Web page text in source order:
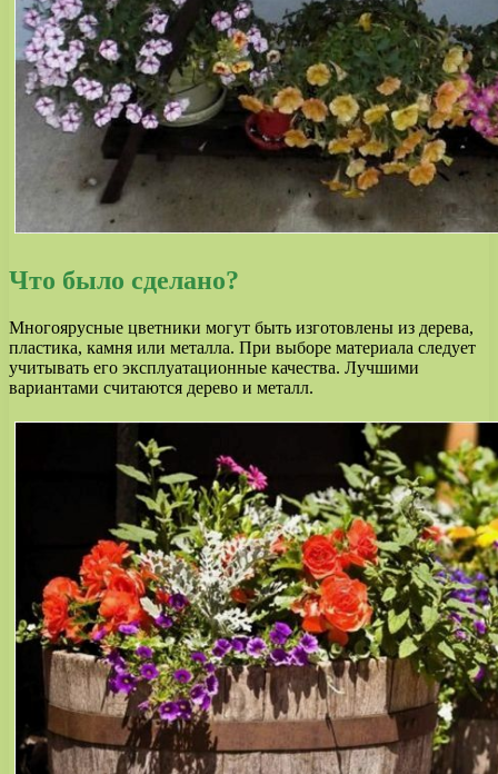
Что было сделано?
Многоярусные цветники могут быть изготовлены из дерева,
пластика, камня или металла. При выборе материала следует
учитывать его эксплуатационные качества. Лучшими
вариантами считаются дерево и металл.